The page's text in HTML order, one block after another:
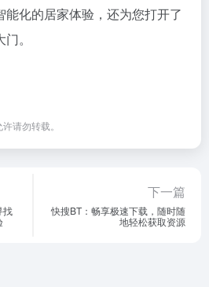
化的居家体验，还为您打开了
。
请勿转载。
找
下一篇
快搜BT：畅享极速下载，随时随
地轻松获取资源